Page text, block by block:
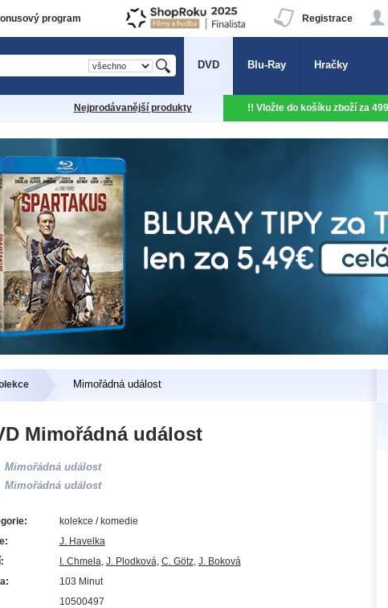
program Registrace
DVD Blu-Ray Hračky
Nejprodávanější produkty !! Vložte do košíku zboží za
Mimořádná událost
Mimořádná událost
Mimořádná událost
Mimořádná událost
kolekce / komedie
J. Havelka
I. Chmela, J. Plodková, C. Götz, J. Boková
103 Minut
10500497